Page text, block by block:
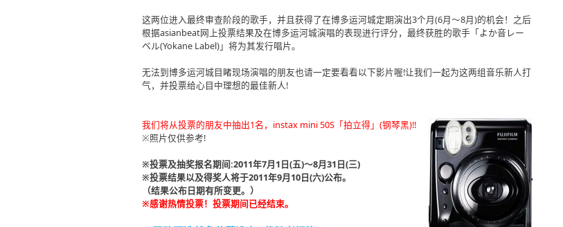
这两位进入最终审查阶段的歌手，并且获得了在博多运河城定期演出3个月(6月～8月)的机会！之后
根据asianbeat网上投票结果及在博多运河城演唱的表现进行评分，最终获胜的歌手「よか音レー
ベル(Yokane Label)」将为其发行唱片。
无法到博多运河城目睹现场演唱的朋友也请一定要看看以下影片喔!让我们一起为这两组音乐新人打
气，并投票给心目中理想的最佳新人!
我们将从投票的朋友中抽出1名，instax mini 50S「拍立得」(钢琴黑)!!
※照片仅供参考!
※投票及抽奖报名期间:2011年7月1日(五)～8月31日(三)
※投票结果以及得奖人将于2011年9月10日(六)公布。
（结果公布日期有所变更。）
※感谢热情投票！投票期间已经结束。